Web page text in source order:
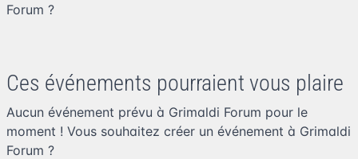
Forum ?
Ces événements pourraient vous plaire
Aucun événement prévu à Grimaldi Forum pour le
moment ! Vous souhaitez créer un événement à Grimaldi
Forum ?